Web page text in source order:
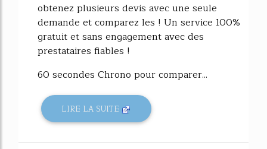
obtenez plusieurs devis avec une seule
demande et comparez les ! Un service 100%
gratuit et sans engagement avec des
prestataires fiables !
60 secondes Chrono pour comparer...
LIRE LA SUITE